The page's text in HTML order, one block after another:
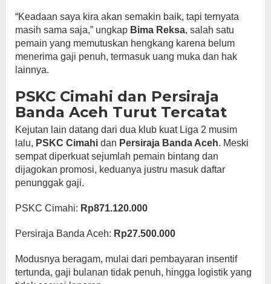
“Keadaan saya kira akan semakin baik, tapi ternyata
masih sama saja,” ungkap Bima Reksa, salah satu
pemain yang memutuskan hengkang karena belum
menerima gaji penuh, termasuk uang muka dan hak
lainnya.
PSKC Cimahi dan Persiraja
Banda Aceh Turut Tercatat
Kejutan lain datang dari dua klub kuat Liga 2 musim
lalu, PSKC Cimahi dan Persiraja Banda Aceh. Meski
sempat diperkuat sejumlah pemain bintang dan
dijagokan promosi, keduanya justru masuk daftar
penunggak gaji.
PSKC Cimahi: Rp871.120.000
Persiraja Banda Aceh: Rp27.500.000
Modusnya beragam, mulai dari pembayaran insentif
tertunda, gaji bulanan tidak penuh, hingga logistik yang